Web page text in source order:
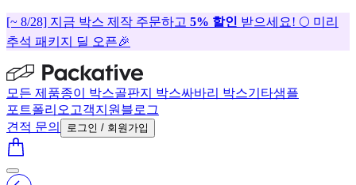
[~ 8/28] 지금 박스 제작 주문하고 5% 할인 받으세요! 🌕 미리
추석 패키지 딜 오픈🎉
모든 제품종이 박스골판지 박스싸바리 박스기타샘플
포트폴리오 고객지원 블로그
견적 문의
로그인 / 회원가입